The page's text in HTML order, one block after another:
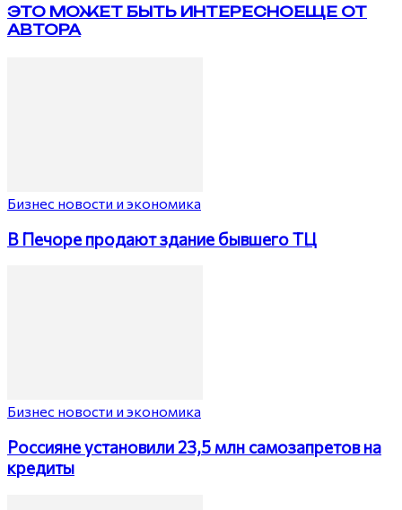
ЭТО МОЖЕТ БЫТЬ ИНТЕРЕСНОЕЩЕ ОТ
АВТОРА
Бизнес новости и экономика
В Печоре продают здание бывшего ТЦ
Бизнес новости и экономика
Россияне установили 23,5 млн самозапретов на
кредиты